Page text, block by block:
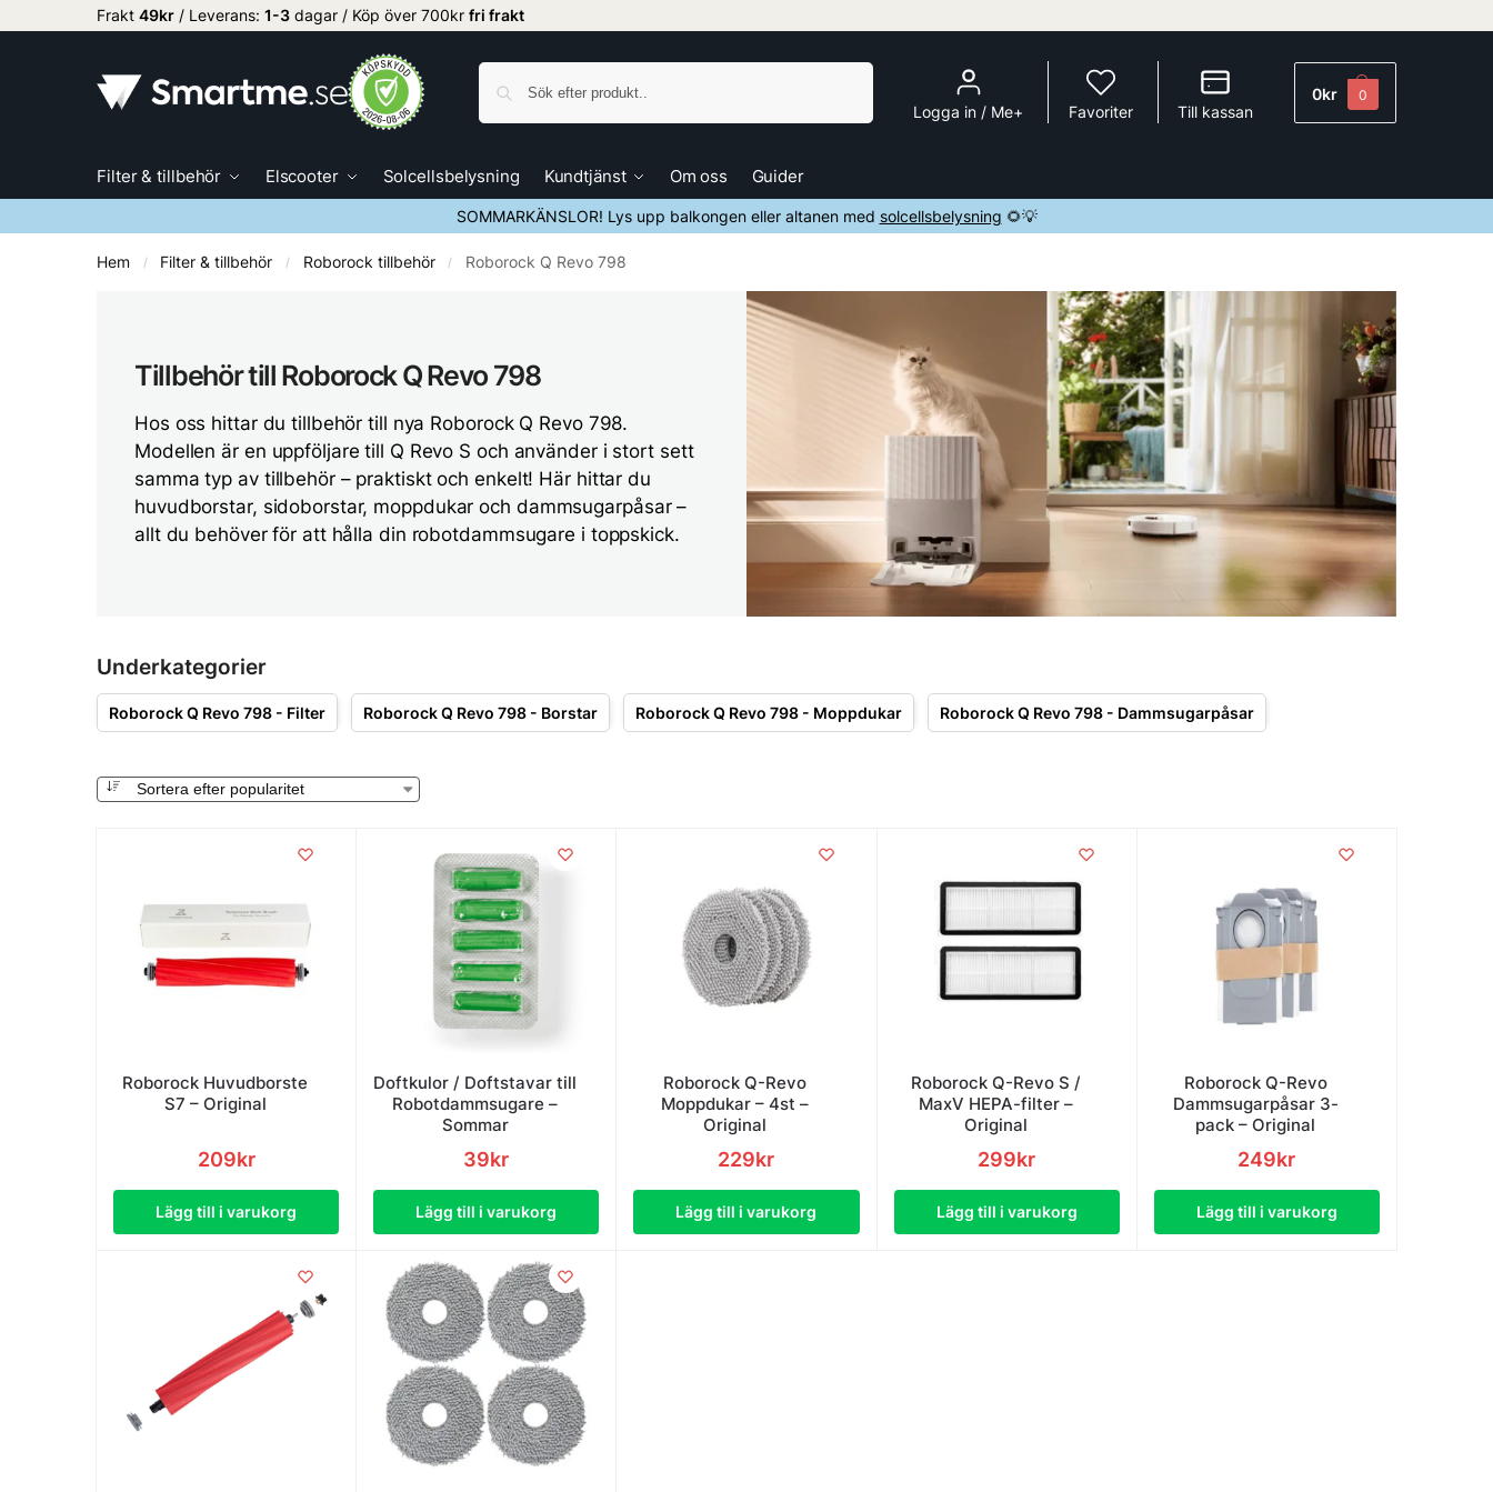
Frakt 49kr / Leverans: 1-3 dagar / Köp över 700kr fri frakt
Logga in / Me+ Favoriter Till kassan
0kr 0
Filter & tillbehör Elscooter Solcellsbelysning Kundtjänst Om oss Guider
SOMMARKÄNSLOR! Lys upp balkongen eller altanen med solcellsbelysning 🌻💡
Hem / Filter & tillbehör / Roborock tillbehör / Roborock Q Revo 798
Tillbehör till Roborock Q Revo 798
Hos oss hittar du tillbehör till nya Roborock Q Revo 798.
Modellen är en uppföljare till Q Revo S och använder i stort sett
samma typ av tillbehör – praktiskt och enkelt! Här hittar du
huvudborstar, sidoborstar, moppdukar och dammsugarpåsar –
allt du behöver för att hålla din robotdammsugare i toppskick.
Underkategorier
Roborock Q Revo 798 - Filter Roborock Q Revo 798 - Borstar Roborock Q Revo 798 - Moppdukar Roborock Q Revo 798 - Dammsugarpåsar
Roborock Huvudborste
S7 – Original
209kr
Lägg till i varukorg
Doftkulor / Doftstavar till
Robotdammsugare –
Sommar
39kr
Lägg till i varukorg
Roborock Q-Revo
Moppdukar – 4st –
Original
229kr
Lägg till i varukorg
Roborock Q-Revo S /
MaxV HEPA-filter –
Original
299kr
Lägg till i varukorg
Roborock Q-Revo
Dammsugarpåsar 3-
pack – Original
249kr
Lägg till i varukorg